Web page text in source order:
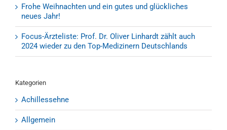
Frohe Weihnachten und ein gutes und glückliches
neues Jahr!
Focus-Ärzteliste: Prof. Dr. Oliver Linhardt zählt auch
2024 wieder zu den Top-Medizinern Deutschlands
Kategorien
Achillessehne
Allgemein